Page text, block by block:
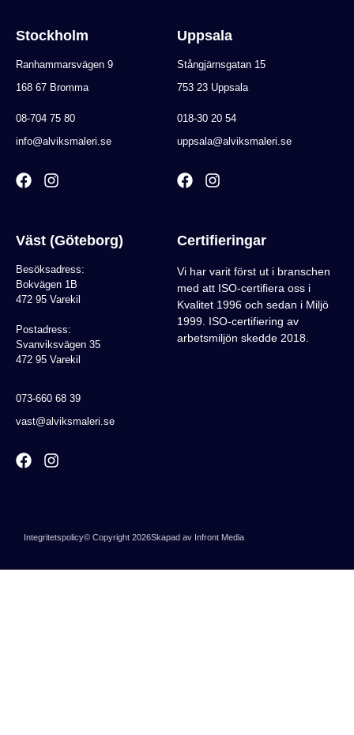
Stockholm
Ranhammarsvägen 9
168 67 Bromma
08-704 75 80
info@alviksmaleri.se
Uppsala
Stångjärnsgatan 15
753 23 Uppsala
018-30 20 54
uppsala@alviksmaleri.se
Väst (Göteborg)
Besöksadress:
Bokvägen 1B
472 95 Varekil
Postadress:
Svanviksvägen 35
472 95 Varekil
073-660 68 39
vast@alviksmaleri.se
Certifieringar
Vi har varit först ut i branschen
med att ISO-certifiera oss i
Kvalitet 1996 och sedan i Miljö
1999. ISO-certifiering av
arbetsmiljön skedde 2018.
Integritetspolicy© Copyright 2026Skapad av Infront Media